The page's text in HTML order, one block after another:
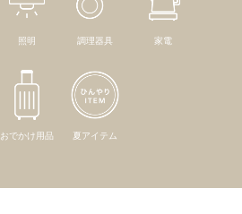
照明 調理器具 家電
おでかけ用品 夏アイテム